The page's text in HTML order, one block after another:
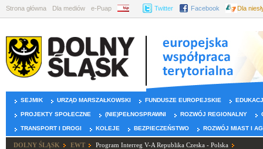
Strona główna Dla mediów e-Puap BIP Twitter Facebook Dla
SEJMIK URZĄD MARSZAŁKOWSKI FUNDUSZE EUROPEJSKIE
PROJEKTY SPOŁECZNE (NIE)PEŁNOSPRAWNI ROZWÓJ REGIONALNY
TRANSPORT I DROGI KOLEJE BEZPIECZEŃSTWO ROZWÓJ MIAST I
DOLNY ŚLĄSK EWT Program Interreg V-A Republika Czeska - Polska